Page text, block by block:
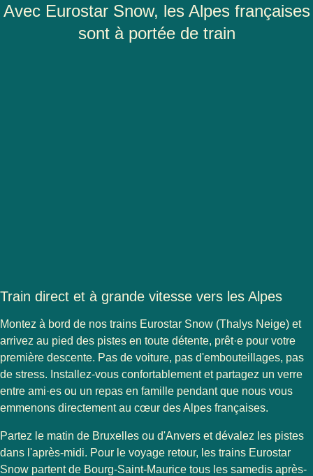
Avec Eurostar Snow, les Alpes françaises
sont à portée de train
Train direct et à grande vitesse vers les Alpes
Montez à bord de nos trains Eurostar Snow (Thalys Neige) et
arrivez au pied des pistes en toute détente, prêt·e pour votre
première descente. Pas de voiture, pas d'embouteillages, pas
de stress. Installez-vous confortablement et partagez un verre
entre ami·es ou un repas en famille pendant que nous vous
emmenons directement au cœur des Alpes françaises.
Partez le matin de Bruxelles ou d'Anvers et dévalez les pistes
dans l'après-midi. Pour le voyage retour, les trains Eurostar
Snow partent de Bourg-Saint-Maurice tous les samedis après-